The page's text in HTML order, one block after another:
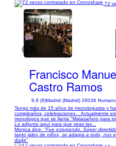
72
1/5
Francisco
Castro Ramos
8,9 (9)Madrid (Madrid) 28038
Tengo más de 15 años de monologuista y
cumpleaños, celebraciones... Actualmente
monologos que se llama "Malasañero para
Lo adjunto aquí para que veas las...
Monica dice: "Fue estupendo. Súper
tanto jaleo de niños, se adapta a todo, nos
duda"